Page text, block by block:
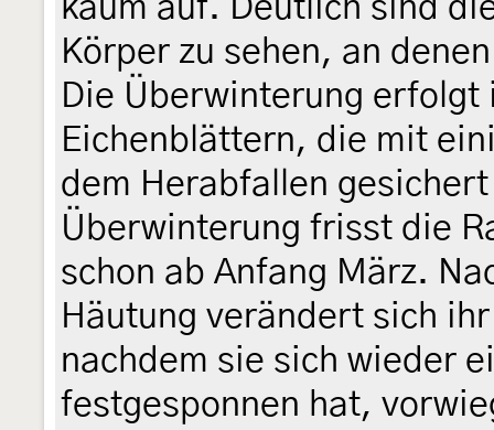
kaum auf. Deutlich sind
Körper zu sehen, an
Die Überwinterung erfolgt
Eichenblättern, die mit
dem Herabfallen
Überwinterung frisst die
schon ab Anfang März.
Häutung verändert sich
nachdem sie sich wieder
festgesponnen hat,